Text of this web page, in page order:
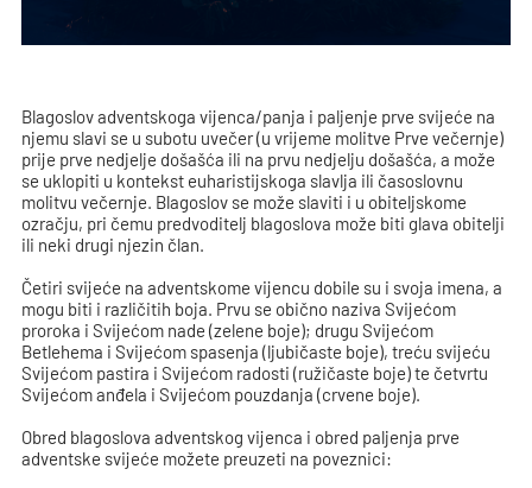
Blagoslov adventskoga vijenca/panja i paljenje prve svijeće na
njemu slavi se u subotu uvečer (u vrijeme molitve Prve večernje)
prije prve nedjelje došašća ili na prvu nedjelju došašća, a može
se uklopiti u kontekst euharistijskoga slavlja ili časoslovnu
molitvu večernje. Blagoslov se može slaviti i u obiteljskome
ozračju, pri čemu predvoditelj blagoslova može biti glava obitelji
ili neki drugi njezin član.
Četiri svijeće na adventskome vijencu dobile su i svoja imena, a
mogu biti i različitih boja. Prvu se obično naziva Svijećom
proroka i Svijećom nade (zelene boje); drugu Svijećom
Betlehema i Svijećom spasenja (ljubičaste boje), treću svijeću
Svijećom pastira i Svijećom radosti (ružičaste boje) te četvrtu
Svijećom anđela i Svijećom pouzdanja (crvene boje).
Obred blagoslova adventskog vijenca i obred paljenja prve
adventske svijeće možete preuzeti na poveznici: